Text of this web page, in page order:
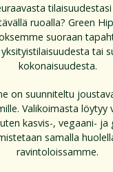
ruoalla? Green
suoraan
tai
kokonaisuudesta.
on suunniteltu
Valikoimasta löytyy
kasvis-, vegaani-
samalla
ravintoloissamme.